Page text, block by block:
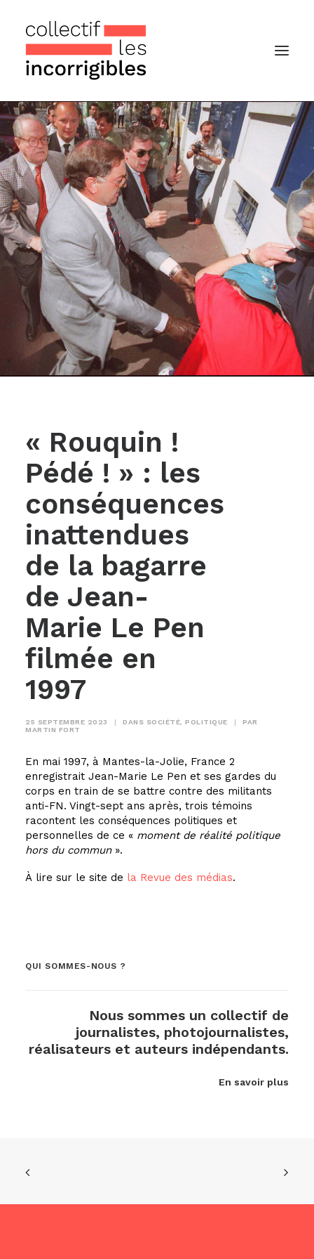
Accueil
Le collectif
Nos actualités
Notre « Incolettre » mensuelle
Recherche
« Rouquin !
Pédé ! » : les
conséquences
inattendues
de la bagarre
de Jean-
Marie Le Pen
filmée en
1997
25 SEPTEMBRE 2023 | DANS SOCIÉTÉ POLITIQUE |
PAR
MARTIN FORT
En mai 1997, à Mantes-la-Jolie, France 2
enregistrait Jean-Marie Le Pen et ses gardes du
corps en train de se battre contre des militants
anti-FN. Vingt-sept ans après, trois témoins
racontent les conséquences politiques et
personnelles de ce « moment de réalité politique
hors du commun ».
À lire sur le site de la Revue des médias.
QUI SOMMES-NOUS ?
Nous sommes un collectif de
journalistes, photojournalistes,
réalisateurs et auteurs indépendants.
En savoir plus